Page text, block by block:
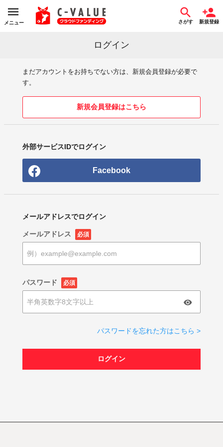
メニュー さがす 新規登録
ログイン
まだアカウントをお持ちでない方は、新規会員登録が必要で
す。
新規会員登録はこちら
外部サービスIDでログイン
Facebook
メールアドレスでログイン
メールアドレス 必須
パスワード 必須
パスワードを忘れた方はこちら >
ログイン